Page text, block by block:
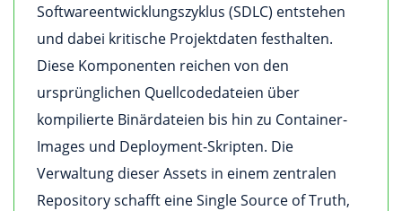
Softwareentwicklungszyklus (SDLC) entstehen
und dabei kritische Projektdaten festhalten.
Diese Komponenten reichen von den
ursprünglichen Quellcodedateien über
kompilierte Binärdateien bis hin zu Container-
Images und Deployment-Skripten. Die
Verwaltung dieser Assets in einem zentralen
Repository schafft eine Single Source of Truth,